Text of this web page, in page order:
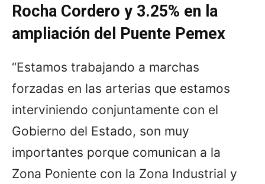
Rocha Cordero y 3.25% en la
ampliación del Puente Pemex
“Estamos trabajando a marchas
forzadas en las arterias que estamos
interviniendo conjuntamente con el
Gobierno del Estado, son muy
importantes porque comunican a la
Zona Poniente con la Zona Industrial y